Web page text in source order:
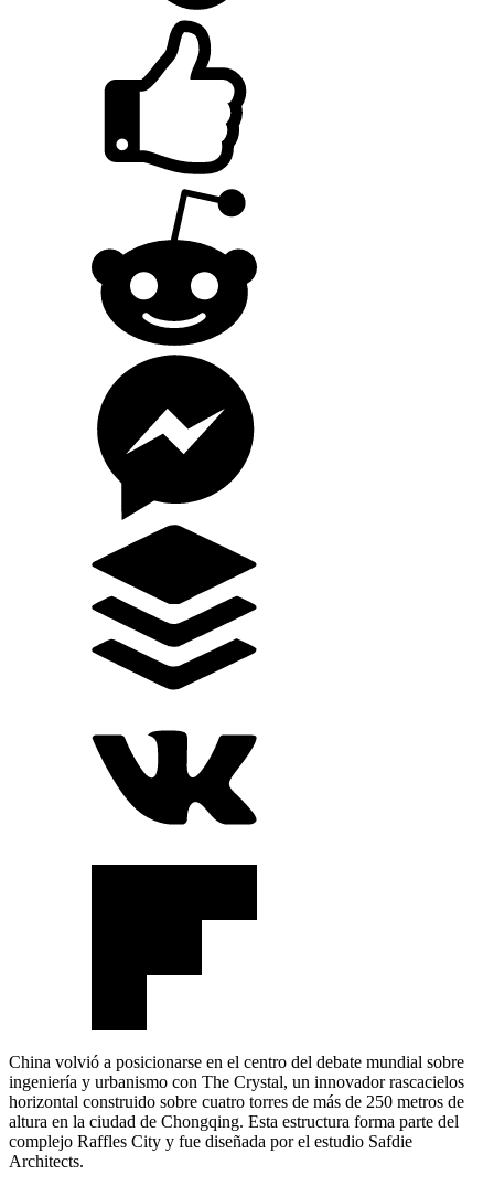
China volvió a posicionarse en el centro del debate mundial sobre
ingeniería y urbanismo con The Crystal, un innovador rascacielos
horizontal construido sobre cuatro torres de más de 250 metros de
altura en la ciudad de Chongqing. Esta estructura forma parte del
complejo Raffles City y fue diseñada por el estudio Safdie
Architects.